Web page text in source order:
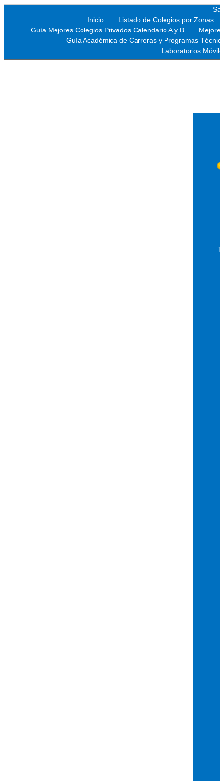
Inicio
Listado de Colegios por Zonas
Guía Mejores Colegios Privados Calendario A y B
Guía Académica de Carreras y Programas
Laboratorios